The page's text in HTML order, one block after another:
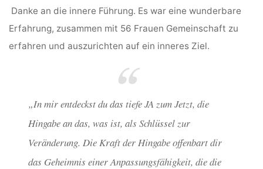
Danke an die innere Führung. Es war eine wunderbare
Erfahrung, zusammen mit 56 Frauen Gemeinschaft zu
erfahren und auszurichten auf ein inneres Ziel.
„In mir entdeckst du das tiefe JA zum Jetzt, die
Hingabe an das, was ist, als Schlüssel zur
Veränderung. Die Kraft der Hingabe offenbart dir
das Geheimnis einer Anpassungsfähigkeit, die die